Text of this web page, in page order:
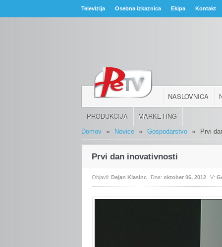
Televizija Osebna izkaznica Ekipa Kontakt
NASLOVNICA
PRODUKCIJA MARKETING
Domov » Novice » Gospodarstvo » Prvi
Prvi dan inovativnosti
Objavil:Dejan Klasinc Dne:oktober 06, 2012 V: